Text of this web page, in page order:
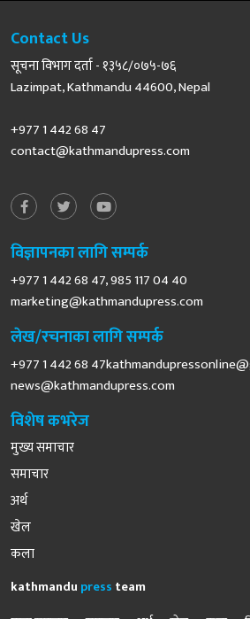
Contact Us
सूचना विभाग दर्ता - १३५८/०७५-७६
Lazimpat, Kathmandu 44600, Nepal
+977 1 442 68 47
contact@kathmandupress.com
विज्ञापनका लागि सम्पर्क
+977 1 442 68 47, 985 117 04 40
marketing@kathmandupress.com
लेख/रचनाका लागि सम्पर्क
+977 1 442 68
news@kathmandupress.com
विशेष कभरेज
मुख्य समाचार
समाचार
अर्थ
खेल
कला
kathmandu press team